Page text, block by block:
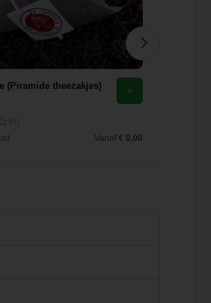
(Piramide theezakjes)
Vanaf € 0,00